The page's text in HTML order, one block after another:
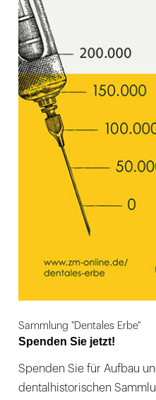
Sammlung "Dentales Erbe"
Spenden Sie jetzt!
Spenden Sie für Aufbau
dentalhistorischen